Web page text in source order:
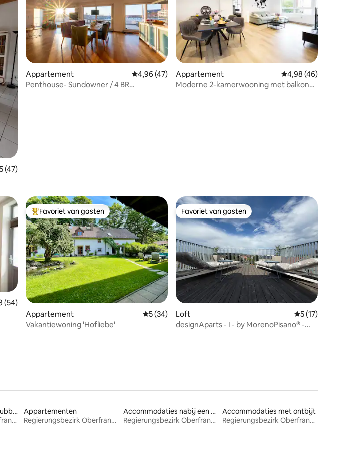
beoordeling van 5 op 5, 47 recensies
(47)
Appartement Gemiddelde beoordeling van 4,96 op 5, 47 recensies
4,96 (47)
Penthouse- Sundowner / 4 BR
Appartement Gemiddelde
4,98 (46)
Moderne 2-kamerwooning met balkon
beoordeling van 4,98 op 5, 54 recensies
(54)
Topfavoriet van gasten
Favoriet van gasten
Appartement Gemiddelde beoordeling van 5 op 5, 34 recensies
5 (34)
Vakantiewoning 'Hofliebe'
Favoriet van gasten
Favoriet van gasten
Loft Gemiddelde
5 (17)
designAparts - I - by MorenoPisano®️ -
Accommodaties met bubbelbad
Regierungsbezirk Oberfranken
Appartementen
Regierungsbezirk Oberfranken
Accommodaties nabij een meer
Regierungsbezirk Oberfranken
Accommodaties met ontbijt
Regierungsbezirk Oberfranken